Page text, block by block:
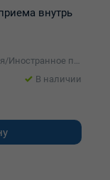
внутрь
Pharma Vision Sanayii ve Ticaret A.S., Турция/Иностранное производственно-торговое унитарное предприятие Реб-Фарма
В наличии